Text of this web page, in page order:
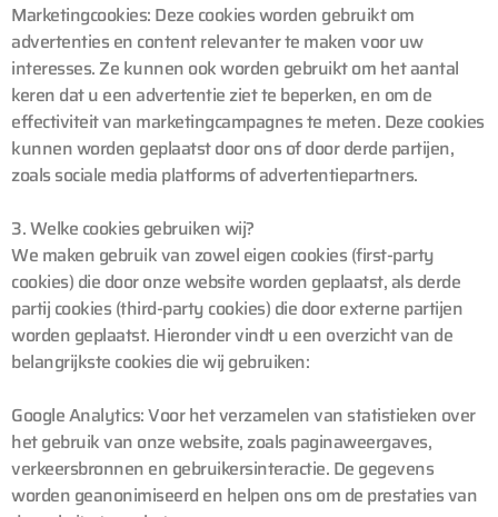
Marketingcookies: Deze cookies worden gebruikt om
advertenties en content relevanter te maken voor uw
interesses. Ze kunnen ook worden gebruikt om het aantal
keren dat u een advertentie ziet te beperken, en om de
effectiviteit van marketingcampagnes te meten. Deze cookies
kunnen worden geplaatst door ons of door derde partijen,
zoals sociale media platforms of advertentiepartners.
3. Welke cookies gebruiken wij?
We maken gebruik van zowel eigen cookies (first-party
cookies) die door onze website worden geplaatst, als derde
partij cookies (third-party cookies) die door externe partijen
worden geplaatst. Hieronder vindt u een overzicht van de
belangrijkste cookies die wij gebruiken:
Google Analytics: Voor het verzamelen van statistieken over
het gebruik van onze website, zoals paginaweergaves,
verkeersbronnen en gebruikersinteractie. De gegevens
worden geanonimiseerd en helpen ons om de prestaties van